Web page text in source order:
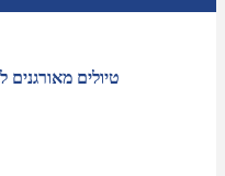
טיולים מאורגנים